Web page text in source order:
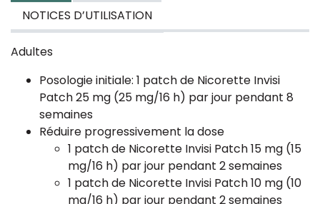
NOTICES D’UTILISATION
Adultes
Posologie initiale: 1 patch de Nicorette Invisi
Patch 25 mg (25 mg/16 h) par jour pendant 8
semaines
Réduire progressivement la dose
1 patch de Nicorette Invisi Patch 15 mg (15
mg/16 h) par jour pendant 2 semaines
1 patch de Nicorette Invisi Patch 10 mg (10
mg/16 h) par jour pendant 2 semaines